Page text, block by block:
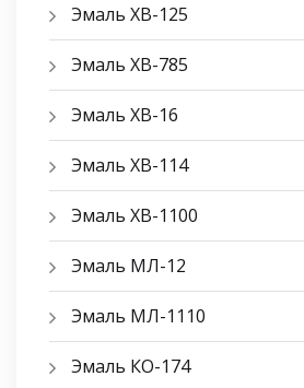
Эмаль ХВ-125
Эмаль ХВ-785
Эмаль ХВ-16
Эмаль ХВ-114
Эмаль ХВ-1100
Эмаль МЛ-12
Эмаль МЛ-1110
Эмаль КО-174